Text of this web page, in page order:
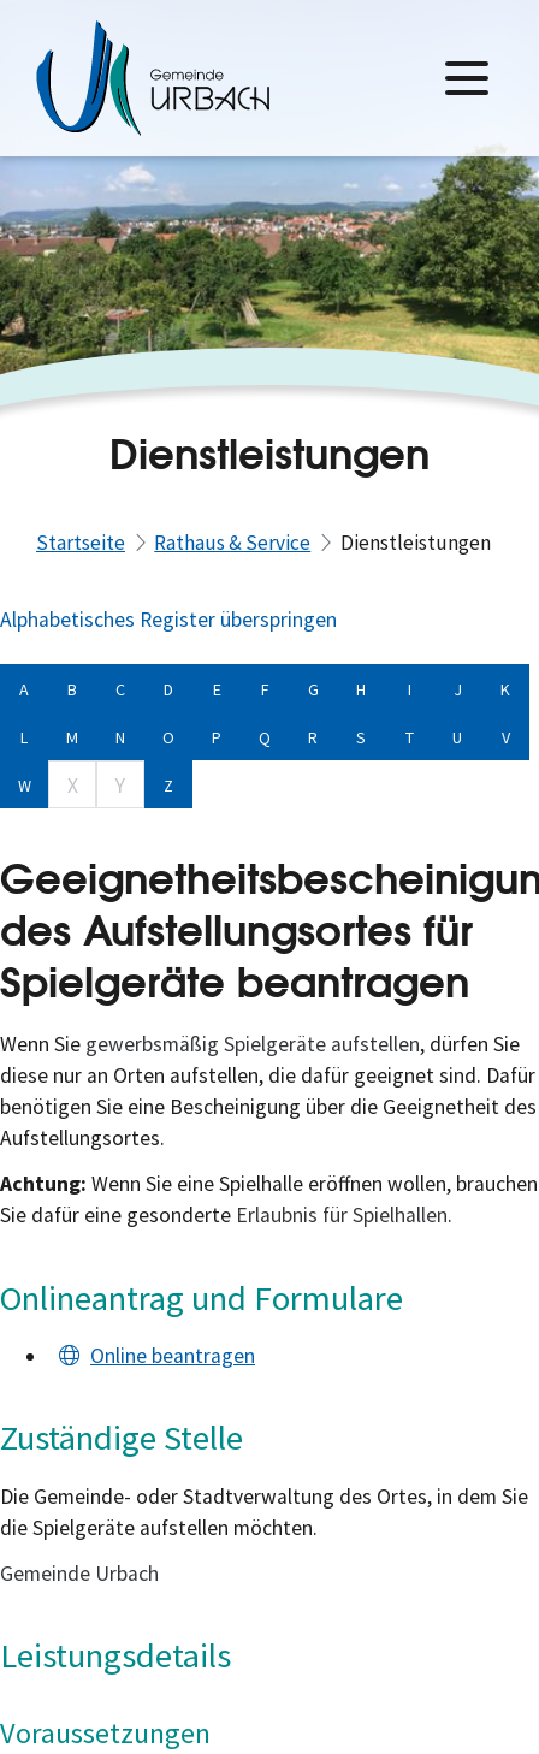
Dienstleistungen
Startseite Rathaus & Service Dienstleistungen
Alphabetisches Register überspringen
A B C D E F G H I J K
L M N O P Q R S T U V
W X Y Z
des Aufstellungsortes für
Spielgeräte beantragen
Wenn Sie gewerbsmäßig Spielgeräte aufstellen, dürfen Sie
diese nur an Orten aufstellen, die dafür geeignet sind. Dafür
benötigen Sie eine Bescheinigung über die Geeignetheit des
Aufstellungsortes.
Achtung: Wenn Sie eine Spielhalle eröffnen wollen, brauchen
Sie dafür eine gesonderte Erlaubnis für Spielhallen.
Onlineantrag und Formulare
Online beantragen
Zuständige Stelle
Die Gemeinde- oder Stadtverwaltung des Ortes, in dem Sie
die Spielgeräte aufstellen möchten.
Gemeinde Urbach
Leistungsdetails
Voraussetzungen